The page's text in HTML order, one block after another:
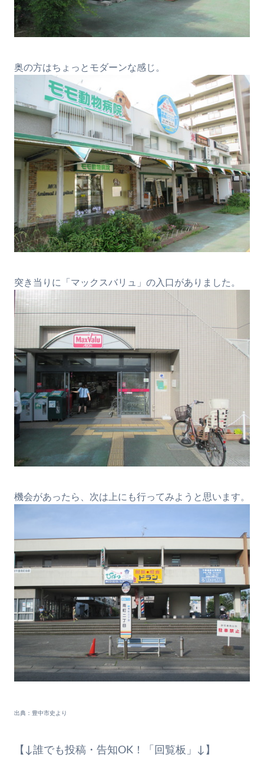
奥の方はちょっとモダーンな感じ。
突き当りに「マックスバリュ」の入口がありました。
機会があったら、次は上にも行ってみようと思います。
出典：豊中市史より
【↓誰でも投稿・告知OK！「回覧板」↓】